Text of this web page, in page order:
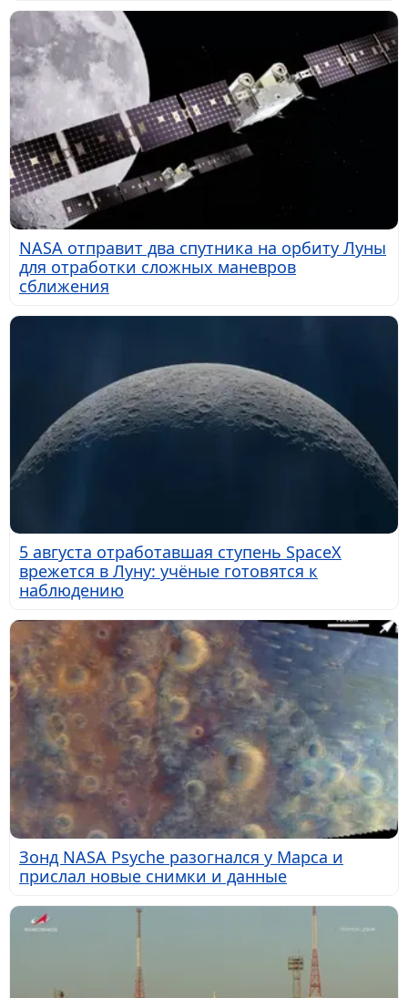
NASA отправит два спутника на орбиту Луны
для отработки сложных маневров
сближения
5 августа отработавшая ступень SpaceX
врежется в Луну: учёные готовятся к
наблюдению
Зонд NASA Psyche разогнался у Марса и
прислал новые снимки и данные